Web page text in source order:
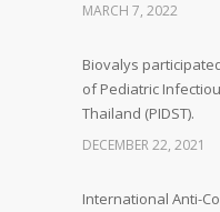
MARCH 7, 2022
Biovalys
of Pediatric
Thailand (PIDST).
DECEMBER 22, 2021
International Anti-